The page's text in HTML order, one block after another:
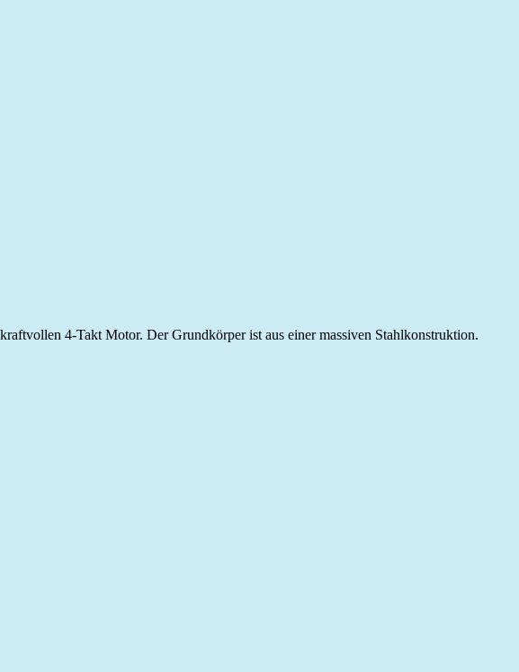
4-Takt Motor. Der Grundkörper ist aus einer massiven Stahlkonstruktion.